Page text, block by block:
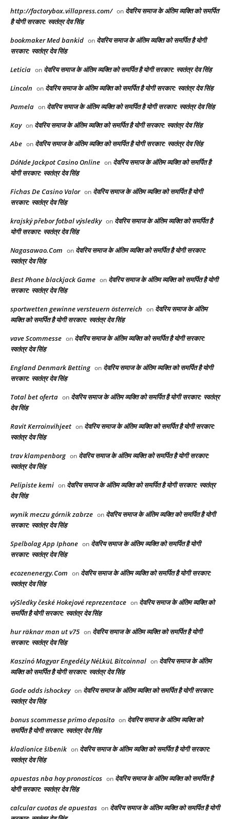
http://factorybox.villapress.com/ on देवरिय समाज के अंतिम व्यक्ति को समर्पित
है योगी सरकार: स्वतंत्र देव सिंह
bookmaker Med bankid on देवरिय समाज के अंतिम व्यक्ति को समर्पित है योगी
सरकार: स्वतंत्र देव सिंह
Leticia on देवरिय समाज के अंतिम व्यक्ति को समर्पित है योगी सरकार: स्वतंत्र देव सिंह
Lincoln on देवरिय समाज के अंतिम व्यक्ति को समर्पित है योगी सरकार: स्वतंत्र देव सिंह
Pamela on देवरिय समाज के अंतिम व्यक्ति को समर्पित है योगी सरकार: स्वतंत्र देव सिंह
Kay on देवरिय समाज के अंतिम व्यक्ति को समर्पित है योगी सरकार: स्वतंत्र देव सिंह
Abe on देवरिय समाज के अंतिम व्यक्ति को समर्पित है योगी सरकार: स्वतंत्र देव सिंह
DóNde Jackpot Casino Online on देवरिय समाज के अंतिम व्यक्ति को समर्पित है
योगी सरकार: स्वतंत्र देव सिंह
Fichas De Casino Valor on देवरिय समाज के अंतिम व्यक्ति को समर्पित है योगी
सरकार: स्वतंत्र देव सिंह
krajský přebor fotbal výsledky on देवरिय समाज के अंतिम व्यक्ति को समर्पित है
योगी सरकार: स्वतंत्र देव सिंह
Nagasawao.Com on देवरिय समाज के अंतिम व्यक्ति को समर्पित है योगी सरकार:
स्वतंत्र देव सिंह
Best Phone blackjack Game on देवरिय समाज के अंतिम व्यक्ति को समर्पित है योगी
सरकार: स्वतंत्र देव सिंह
sportwetten gewinne versteuern österreich on देवरिय समाज के अंतिम
व्यक्ति को समर्पित है योगी सरकार: स्वतंत्र देव सिंह
vave Scommesse on देवरिय समाज के अंतिम व्यक्ति को समर्पित है योगी सरकार:
स्वतंत्र देव सिंह
England Denmark Betting on देवरिय समाज के अंतिम व्यक्ति को समर्पित है योगी
सरकार: स्वतंत्र देव सिंह
Total bet oferta on देवरिय समाज के अंतिम व्यक्ति को समर्पित है योगी सरकार: स्वतंत्र
देव सिंह
Ravit Kerroinvihjeet on देवरिय समाज के अंतिम व्यक्ति को समर्पित है योगी सरकार:
स्वतंत्र देव सिंह
trav klampenborg on देवरिय समाज के अंतिम व्यक्ति को समर्पित है योगी सरकार:
स्वतंत्र देव सिंह
Pelipiste kemi on देवरिय समाज के अंतिम व्यक्ति को समर्पित है योगी सरकार: स्वतंत्र
देव सिंह
wynik meczu górnik zabrze on देवरिय समाज के अंतिम व्यक्ति को समर्पित है योगी
सरकार: स्वतंत्र देव सिंह
Spelbolag App Iphone on देवरिय समाज के अंतिम व्यक्ति को समर्पित है योगी
सरकार: स्वतंत्र देव सिंह
ecozenenergy.Com on देवरिय समाज के अंतिम व्यक्ति को समर्पित है योगी सरकार:
स्वतंत्र देव सिंह
výSledky české Hokejové reprezentace on देवरिय समाज के अंतिम व्यक्ति को
समर्पित है योगी सरकार: स्वतंत्र देव सिंह
hur räknar man ut v75 on देवरिय समाज के अंतिम व्यक्ति को समर्पित है योगी
सरकार: स्वतंत्र देव सिंह
Kaszinó Magyar EngedéLy NéLküL Bitcoinnal on देवरिय समाज के अंतिम
व्यक्ति को समर्पित है योगी सरकार: स्वतंत्र देव सिंह
Gode odds ishockey on देवरिय समाज के अंतिम व्यक्ति को समर्पित है योगी सरकार:
स्वतंत्र देव सिंह
bonus scommesse primo deposito on देवरिय समाज के अंतिम व्यक्ति को
समर्पित है योगी सरकार: स्वतंत्र देव सिंह
kladionice šIbenik on देवरिय समाज के अंतिम व्यक्ति को समर्पित है योगी सरकार:
स्वतंत्र देव सिंह
apuestas nba hoy pronosticos on देवरिय समाज के अंतिम व्यक्ति को समर्पित है
योगी सरकार: स्वतंत्र देव सिंह
calcular cuotas de apuestas on देवरिय समाज के अंतिम व्यक्ति को समर्पित है योगी